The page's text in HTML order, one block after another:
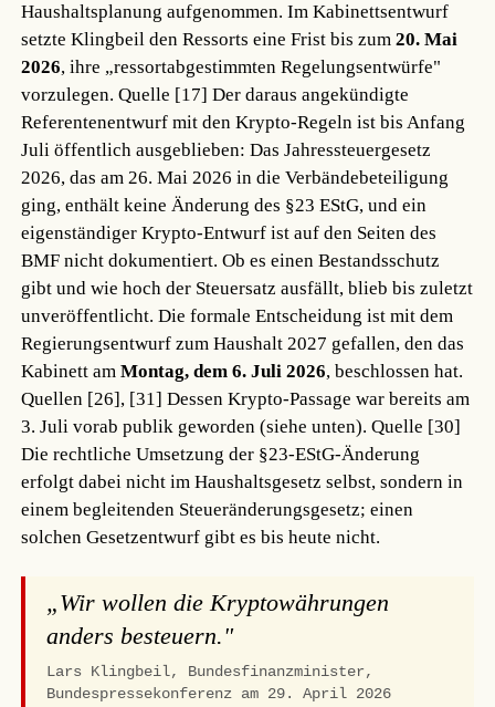
Haushaltsplanung aufgenommen. Im Kabinettsentwurf
setzte Klingbeil den Ressorts eine Frist bis zum20. Mai
2026, ihre „ressortabgestimmten Regelungsentwürfe"
vorzulegen.Quelle [17] Der daraus angekündigte
Referentenentwurf mit den Krypto-Regeln ist bis Anfang
Juli öffentlich ausgeblieben: Das Jahressteuergesetz
2026, das am 26. Mai 2026 in die Verbändebeteiligung
ging, enthält keine Änderung des §23 EStG, und ein
eigenständiger Krypto-Entwurf ist auf den Seiten des
BMF nicht dokumentiert. Ob es einen Bestandsschutz
gibt und wie hoch der Steuersatz ausfällt, blieb bis zuletzt
unveröffentlicht. Die formale Entscheidung ist mit dem
Regierungsentwurf zum Haushalt 2027 gefallen, den das
Kabinett amMontag, dem 6. Juli 2026, beschlossen hat.
Quellen [26], [31] Dessen Krypto-Passage war bereits am
3. Juli vorab publik geworden (siehe unten).Quelle [30]
Die rechtliche Umsetzung der §23-EStG-Änderung
erfolgt dabei nicht im Haushaltsgesetz selbst, sondern in
einem begleitenden Steueränderungsgesetz; einen
solchen Gesetzentwurf gibt es bis heute nicht.
„Wir wollen die Kryptowährungen
anders besteuern."
Lars Klingbeil, Bundesfinanzminister,
Bundespressekonferenz am 29. April 2026